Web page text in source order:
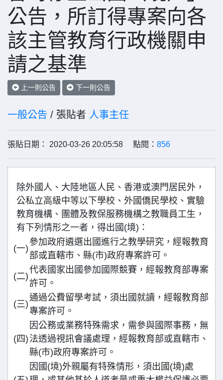
公告，所訂得專案向各
該主管教育行政機關申
請之基準
上一則公告 下一則公告
一般公告 / 張貼者 人事主任
張貼日期： 2020-03-26 20:05:58 點閱： 856
除外國人、大陸地區人民、香港或澳門居民外，
公私立高級中等以下學校、外國僑民學校、實驗
教育機構、團體及教保服務機構之教職員工生，
有下列情形之一者，得出國(境)：
(一)
參加政府遴選出國進行之教學研究，經報教育
部或直轄市、縣(市)政府專案許可。
(二)
代表國家出國參加國際競賽，經報教育部專案
許可。
(三)
通過公費留學考試，須出國就讀，經報教育部
專案許可。
(四)
因公務或業務特殊需求，需參與國際事務，無
法透過視訊會議處理，經報教育部或直轄市、
縣(市)政府專案許可。
因國(境)外親屬有特殊情形，須出國(境)處